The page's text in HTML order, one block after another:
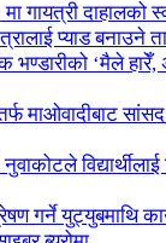
गायत्री दाहालको
प्याड बनाउने
भण्डारीको ‘मैले
माओवादीबाट
गर्ने युट्युबमाथि